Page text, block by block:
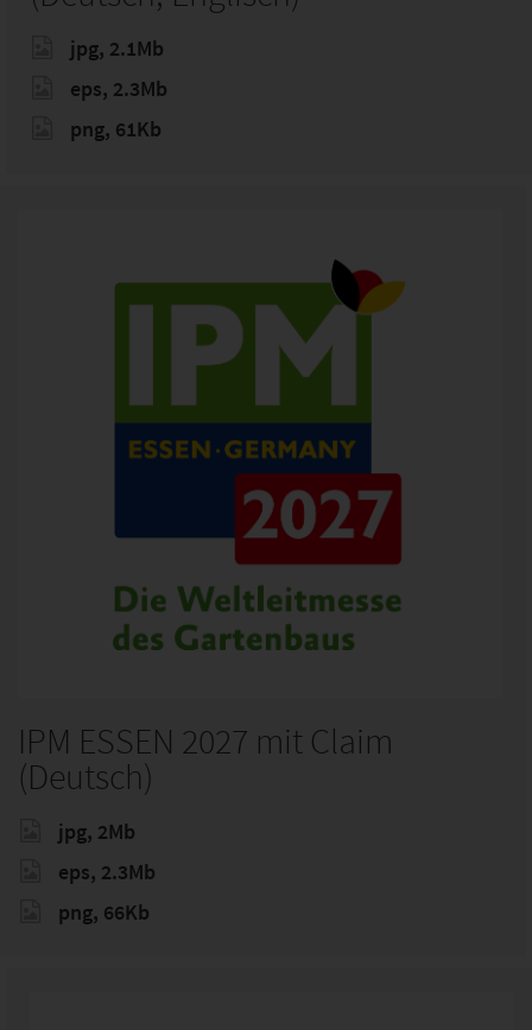
jpg, 2.1Mb
eps, 2.3Mb
png, 61Kb
IPM ESSEN 2027 mit Claim
(Deutsch)
jpg, 2Mb
eps, 2.3Mb
png, 66Kb